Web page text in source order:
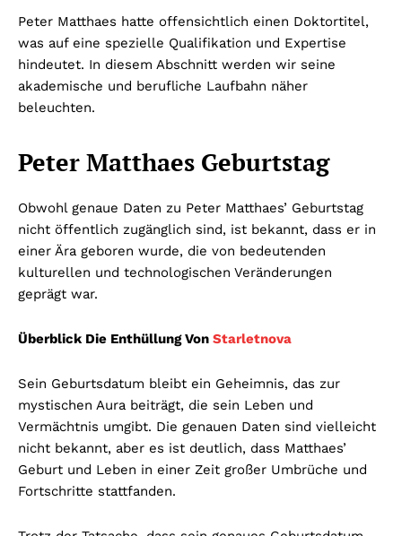
Peter Matthaes hatte offensichtlich einen Doktortitel,
was auf eine spezielle Qualifikation und Expertise
hindeutet. In diesem Abschnitt werden wir seine
akademische und berufliche Laufbahn näher
beleuchten.
Peter Matthaes Geburtstag
Obwohl genaue Daten zu Peter Matthaes’ Geburtstag
nicht öffentlich zugänglich sind, ist bekannt, dass er in
einer Ära geboren wurde, die von bedeutenden
kulturellen und technologischen Veränderungen
geprägt war.
Überblick Die Enthüllung Von Starletnova
Sein Geburtsdatum bleibt ein Geheimnis, das zur
mystischen Aura beiträgt, die sein Leben und
Vermächtnis umgibt. Die genauen Daten sind vielleicht
nicht bekannt, aber es ist deutlich, dass Matthaes’
Geburt und Leben in einer Zeit großer Umbrüche und
Fortschritte stattfanden.